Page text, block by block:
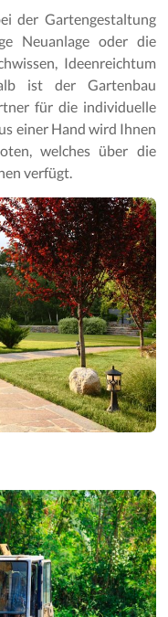
der Gartengestaltung
Neuanlage oder die
Ideenreichtum
ist der Gartenbau
für die individuelle
einer Hand wird Ihnen
welches über die
verfügt.